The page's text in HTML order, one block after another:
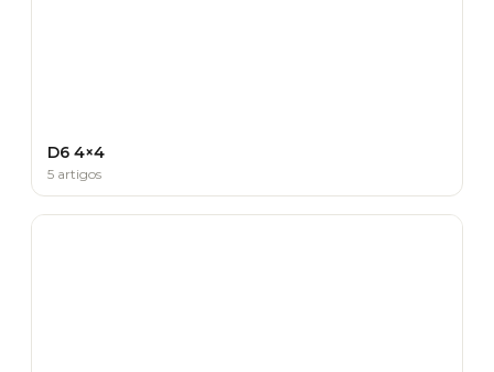
D6 4×4
5 artigos